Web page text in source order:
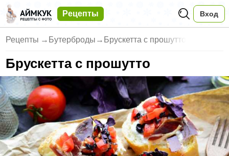
Рецепты Вход
Рецепты → Бутерброды → Брускетта с прошутто
Брускетта с прошутто